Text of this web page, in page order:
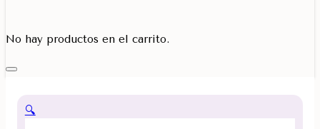
No hay productos en el carrito.
🔍